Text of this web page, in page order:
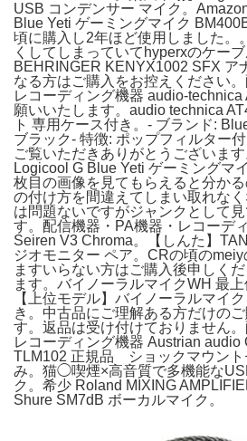
USB コンデンサー マイク。
Blue Yeti ゲーミングマイク
頃に購入し2年ほど使用しました。
くしてしまっていてhyperxのケー
BEHRINGER KENYX1002 SFX ア
なる方はご購入をお控えください
レコーディング機器 audio-
願いいたします。audio technica
ト 専用ケース付き。- ブランド:
ブラック- 特徴: ポップフィルター
ご覧いただきありがとうございま
Logicool G Blue Yeti ゲーミングマ
枚目の画像を見てもらえると分か
の付け方を間違えてしまい取れな
は問題ないですがジャンクとして
す。配信機器・PA機器・レコーデ
Seiren V3 Chroma。【しんた】
ジオモニター ペア。CRの頃の
ますいらない方はご購入後申しく
ます。バイノーラルマイクWH 最上
【上位モデル】バイノーラルマイ
き。中古品にご理解ある方だけの
す。返品は受け付けておりません
レコーディング機器 Austrian audio
TLM102 正規品 ショックマウント
み。猫◯喫煙×高音質で多機能な
ク。希少 Roland MIXING
Shure SM7dB ボーカルマイク。